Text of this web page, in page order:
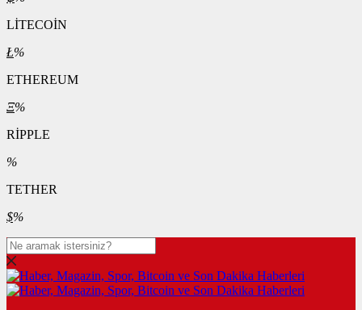
LİTECOİN
Ł%
ETHEREUM
Ξ%
RİPPLE
%
TETHER
$%